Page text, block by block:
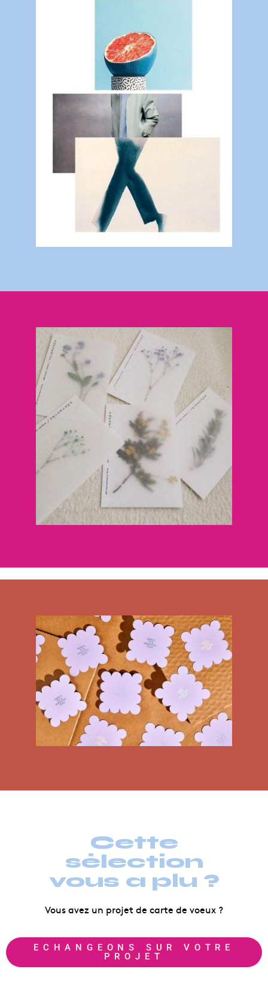
Cette
sélection
vous a plu ?
Vous avez un projet de carte de voeux ?
ECHANGEONS SUR VOTRE
PROJET